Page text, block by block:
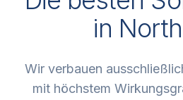
in
Wir verbauen
mit höchstem